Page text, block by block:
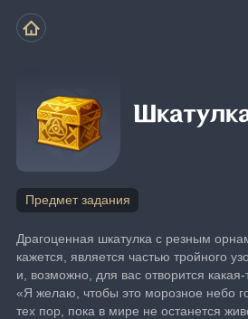
Предмет задания
Драгоценная шкатулка с резным
кажется, является частью тройного
и, возможно, для вас отворится какая-
«Я желаю, чтобы это морозное небо
тех пор, пока в мире не останется